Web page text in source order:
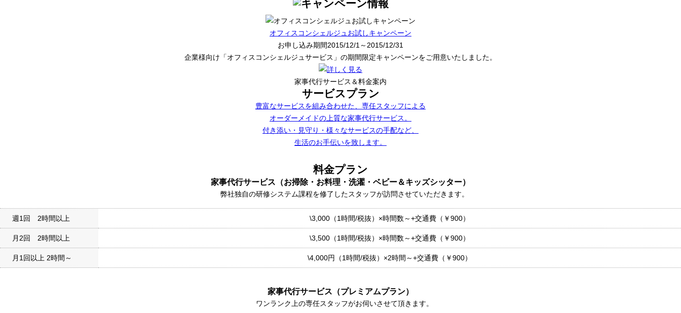
オフィスコンシェルジュお試しキャンペーン
お申し込み期間2015/12/1～2015/12/31
企業様向け「オフィスコンシェルジュサービス」の期間限定キャンペーンをご用意いたしました。
家事代行サービス＆料金案内
サービスプラン
豊富なサービスを組み合わせた、専任スタッフによる
オーダーメイドの上質な家事代行サービス。
付き添い・見守り・様々なサービスの手配など、
生活のお手伝いを致します。
料金プラン
家事代行サービス （お掃除・お料理・洗濯・ベビー＆キッズシッター）
弊社独自の研修システム課程を修了したスタッフが訪問させていただきます。
週1回 2時間以上 \3,000（1時間/税抜）×時間数～+交通費（￥900）
月2回 2時間以上 \3,500（1時間/税抜）×時間数～+交通費（￥900）
月1回以上 2時間～ \4,000円（1時間/税抜）×2時間～+交通費（￥900）
家事代行サービス （プレミアムプラン）
ワンランク上の専任スタッフがお伺いさせて頂きます。